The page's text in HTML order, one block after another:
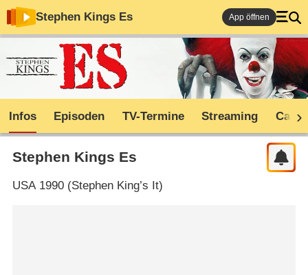
Stephen Kings Es App öffnen
Infos Episoden TV-Termine Streaming Cast
Stephen Kings Es
USA1990 (Stephen King’s It)